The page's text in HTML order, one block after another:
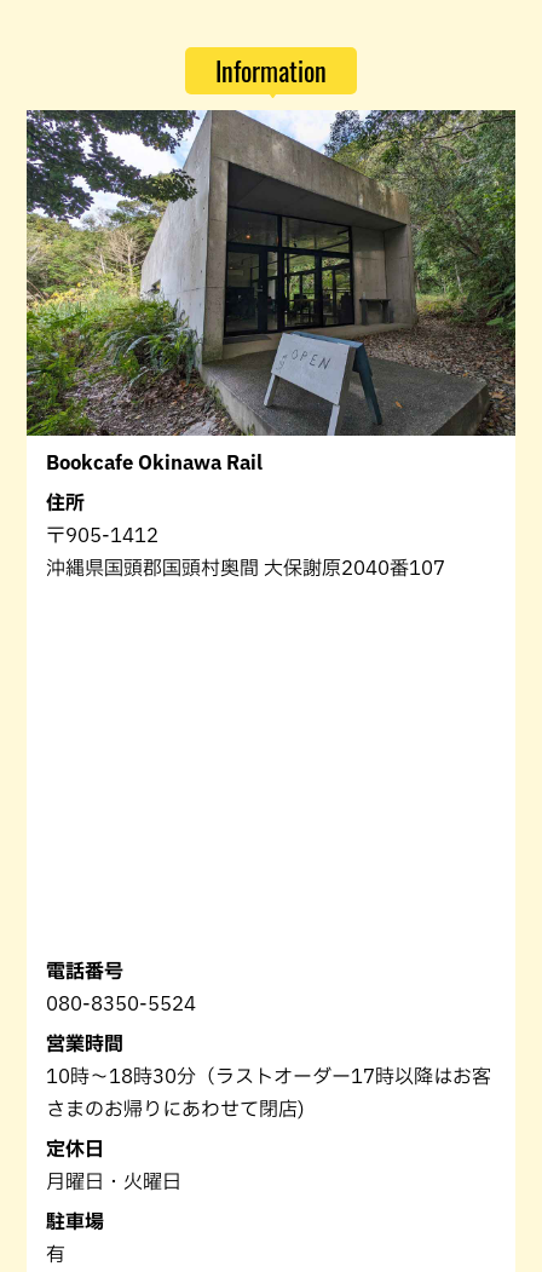
Information
Bookcafe Okinawa Rail
住所
〒905-1412
沖縄県国頭郡国頭村奥間 大保謝原2040番107
電話番号
080-8350-5524
営業時間
10時〜18時30分（ラストオーダー17時以降はお客
さまのお帰りにあわせて閉店)
定休日
月曜日・火曜日
駐車場
有